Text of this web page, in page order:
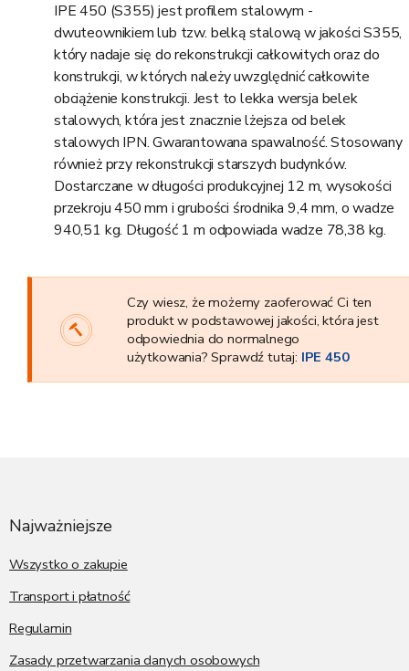
IPE 450 (S355) jest profilem stalowym -
dwuteownikiem lub tzw. belką stalową w jakości S355,
który nadaje się do rekonstrukcji całkowitych oraz do
konstrukcji, w których należy uwzględnić całkowite
obciążenie konstrukcji. Jest to lekka wersja belek
stalowych, która jest znacznie lżejsza od belek
stalowych IPN. Gwarantowana spawalność. Stosowany
również przy rekonstrukcji starszych budynków.
Dostarczane w długości produkcyjnej 12 m, wysokości
przekroju 450 mm i grubości środnika 9,4 mm, o wadze
940,51 kg. Długość 1 m odpowiada wadze 78,38 kg.
Czy wiesz, że możemy zaoferować Ci ten
produkt w podstawowej jakości, która jest
odpowiednia do normalnego
użytkowania? Sprawdź tutaj: IPE 450
Najważniejsze
Wszystko o zakupie
Transport i płatność
Regulamin
Zasady przetwarzania danych osobowych